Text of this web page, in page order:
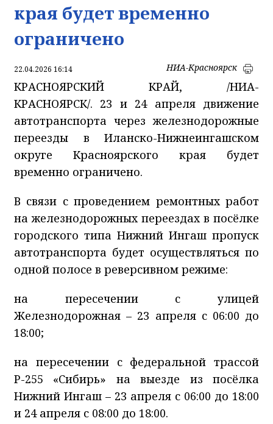
края будет временно
ограничено
22.04.2026 16:14 НИА-Красноярск
КРАСНОЯРСКИЙ КРАЙ, /НИА-
КРАСНОЯРСК/. 23 и 24 апреля движение
автотранспорта через железнодорожные
переезды в Иланско-Нижнеингашском
округе Красноярского края будет
временно ограничено.
В связи с проведением ремонтных работ
на железнодорожных переездах в посёлке
городского типа Нижний Ингаш пропуск
автотранспорта будет осуществляться по
одной полосе в реверсивном режиме:
на пересечении с улицей
Железнодорожная – 23 апреля с 06:00 до
18:00;
на пересечении с федеральной трассой
Р-255 «Сибирь» на выезде из посёлка
Нижний Ингаш – 23 апреля с 06:00 до 18:00
и 24 апреля с 08:00 до 18:00.